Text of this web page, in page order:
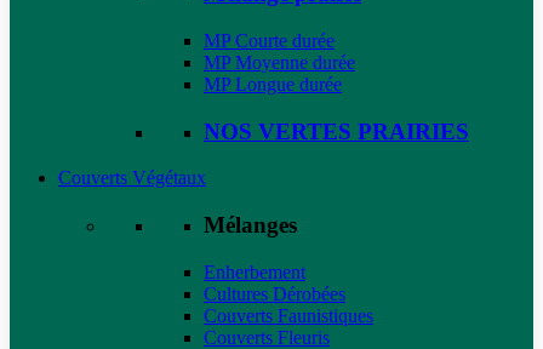
MP Courte durée
MP Moyenne durée
MP Longue durée
NOS VERTES PRAIRIES
Couverts Végétaux
Mélanges
Enherbement
Cultures Dérobées
Couverts Faunistiques
Couverts Fleuris